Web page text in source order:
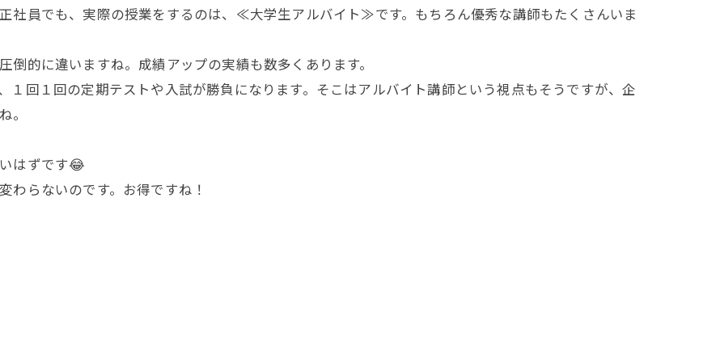
社員でも、実際の授業をするのは、≪大学生アルバイト≫です。もちろん優秀な講師もたくさんいま
的に違いますね。成績アップの実績も数多くあります。
１回１回の定期テストや入試が勝負になります。そこはアルバイト講師という視点もそうですが、企
。
はずです😂
わらないのです。お得ですね！